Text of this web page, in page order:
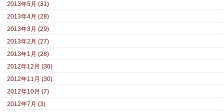
2013年5月 (31)
2013年4月 (28)
2013年3月 (29)
2013年2月 (27)
2013年1月 (28)
2012年12月 (30)
2012年11月 (30)
2012年10月 (7)
2012年7月 (3)